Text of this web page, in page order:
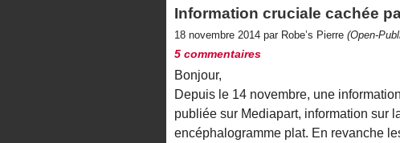
Information cruciale cachée
18 novembre 2014 par Robe’s Pierre (Open-
5 commentaires
Bonjour,
Depuis le 14 novembre, une
publiée sur Mediapart, information sur
encéphalogramme plat. En revanche